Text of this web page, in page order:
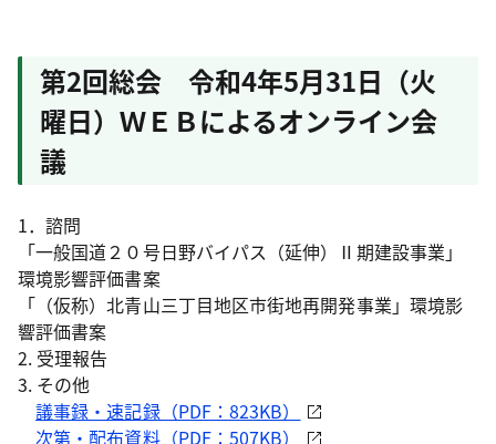
第2回総会 令和4年5月31日（火
曜日）ＷＥＢによるオンライン会
議
1．諮問
「一般国道２０号日野バイパス（延伸）Ⅱ期建設事業」
環境影響評価書案
「（仮称）北青山三丁目地区市街地再開発事業」環境影
響評価書案
2. 受理報告
3. その他
議事録・速記録（PDF：823KB）
次第・配布資料（PDF：507KB）